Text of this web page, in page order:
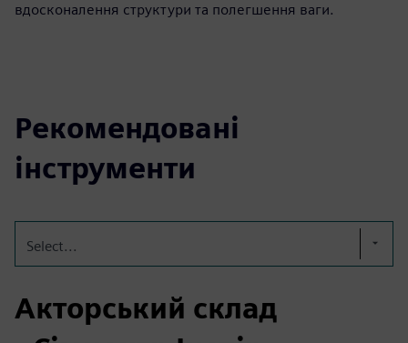
вдосконалення структури та полегшення ваги.
Рекомендовані
інструменти
Select...
Акторський склад